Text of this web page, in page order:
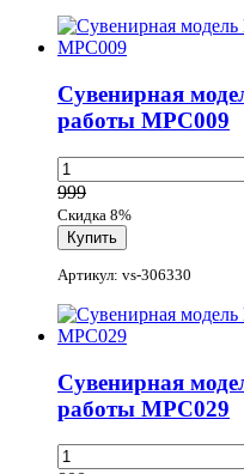
Сувенирная
работы МРС009
999
Скидка 8%
Артикул: vs-306330
Сувенирная
работы МРС029